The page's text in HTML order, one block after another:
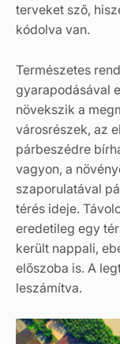
terveket sző,
kódolva van.
Természetes
gyarapodásával
növekszik a
városrészek, az
párbeszédre
vagyon, a
szaporulatával
térés ideje.
eredetileg egy
került nappali,
előszoba is. A
leszámítva.